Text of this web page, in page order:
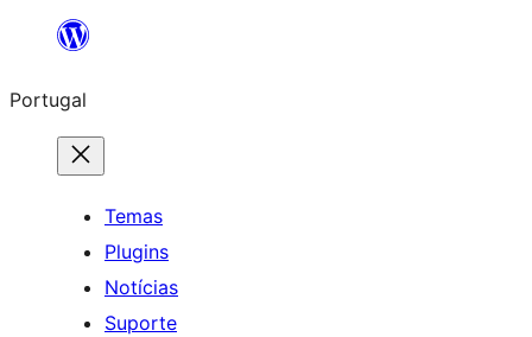
Saltar
o
conteúdo
Portugal
Temas
Plugins
Notícias
Suporte